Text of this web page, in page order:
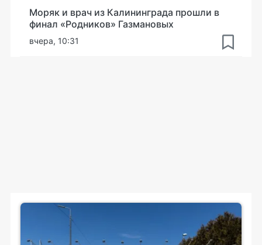
Моряк и врач из Калининграда прошли в
финал «Родников» Газмановых
вчера, 10:31